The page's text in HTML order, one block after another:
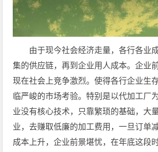
由于现今社会经济走量，各行各业
集的供应链，再到企业用人成本。企业
现在社会上竞争激烈。使得各行企业生
临严峻的市场考验。特别是以代加工厂
业没有核心技术，只靠繁琐的基础，大
业，去赚取低廉的加工费用，一旦订单
成本上升，企业前景堪忧，在年底这段